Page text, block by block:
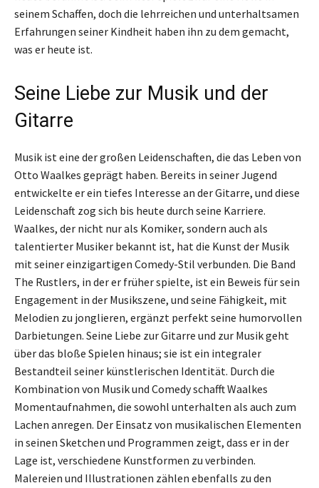
seinem Schaffen, doch die lehrreichen und unterhaltsamen
Erfahrungen seiner Kindheit haben ihn zu dem gemacht,
was er heute ist.
Seine Liebe zur Musik und der
Gitarre
Musik ist eine der großen Leidenschaften, die das Leben von
Otto Waalkes geprägt haben. Bereits in seiner Jugend
entwickelte er ein tiefes Interesse an der Gitarre, und diese
Leidenschaft zog sich bis heute durch seine Karriere.
Waalkes, der nicht nur als Komiker, sondern auch als
talentierter Musiker bekannt ist, hat die Kunst der Musik
mit seiner einzigartigen Comedy-Stil verbunden. Die Band
The Rustlers, in der er früher spielte, ist ein Beweis für sein
Engagement in der Musikszene, und seine Fähigkeit, mit
Melodien zu jonglieren, ergänzt perfekt seine humorvollen
Darbietungen. Seine Liebe zur Gitarre und zur Musik geht
über das bloße Spielen hinaus; sie ist ein integraler
Bestandteil seiner künstlerischen Identität. Durch die
Kombination von Musik und Comedy schafft Waalkes
Momentaufnahmen, die sowohl unterhalten als auch zum
Lachen anregen. Der Einsatz von musikalischen Elementen
in seinen Sketchen und Programmen zeigt, dass er in der
Lage ist, verschiedene Kunstformen zu verbinden.
Malereien und Illustrationen zählen ebenfalls zu den